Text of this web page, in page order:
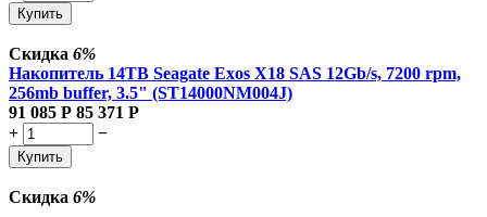
Купить
Скидка 6%
Накопитель 14TB Seagate Exos X18 SAS 12Gb/s, 7200 rpm,
256mb buffer, 3.5" (ST14000NM004J)
91 085 Р 85 371 Р
+
−
Купить
Скидка 6%